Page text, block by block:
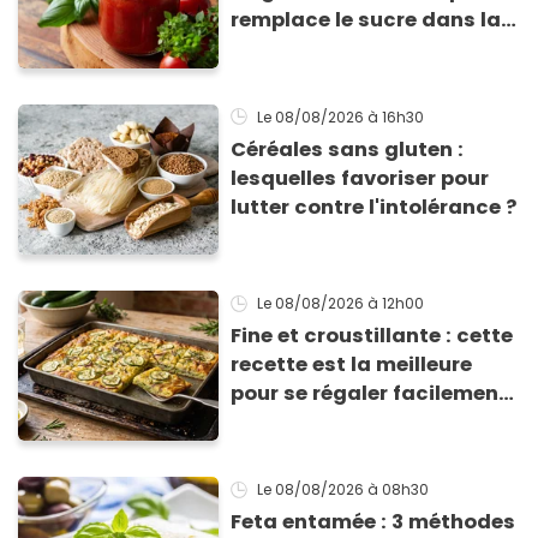
remplace le sucre dans la
Le 08/08/2026 à 16h30
Céréales sans gluten :
lesquelles favoriser pour
lutter contre l'intolérance ?
Le 08/08/2026 à 12h00
Fine et croustillante : cette
recette est la meilleure
pour se régaler facilement
Le 08/08/2026 à 08h30
Feta entamée : 3 méthodes